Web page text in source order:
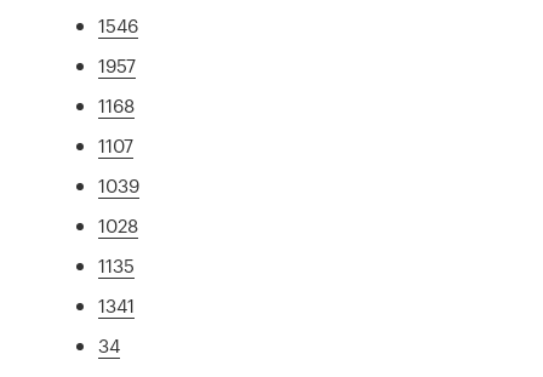
1546
1957
1168
1107
1039
1028
1135
1341
34